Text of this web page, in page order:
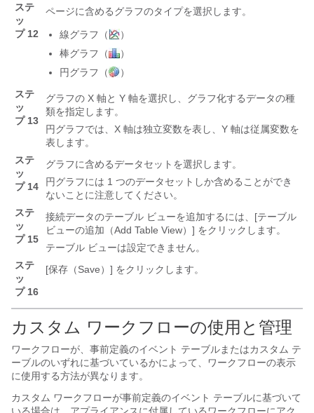
ステ
ッ
プ 12
ページに含めるグラフのタイプを選択します。
線グラフ（
）
棒グラフ（
）
円グラフ（
）
ステ
ッ
プ 13
グラフの X 軸と Y 軸を選択し、グラフ化するデータの種
類を指定します。
円グラフでは、X 軸は独立変数を表し、Y 軸は従属変数を
表します。
ステ
ッ
プ 14
グラフに含めるデータセットを選択します。
円グラフには 1 つのデータセットしか含めることができ
ないことに注意してください。
ステ
ッ
プ 15
接続データのテーブル ビューを追加するには、[テーブル
ビューの追加（Add Table View）] をクリックします。
テーブル ビューは設定できません。
ステ
ッ
プ 16
[保存（Save）] をクリックします。
カスタム ワークフローの使用と管理
ワークフローが、事前定義のイベント テーブルまたはカスタム テ
ーブルのいずれに基づいているかによって、ワークフローの表示
に使用する方法が異なります。
カスタム ワークフローが事前定義のイベント テーブルに基づいて